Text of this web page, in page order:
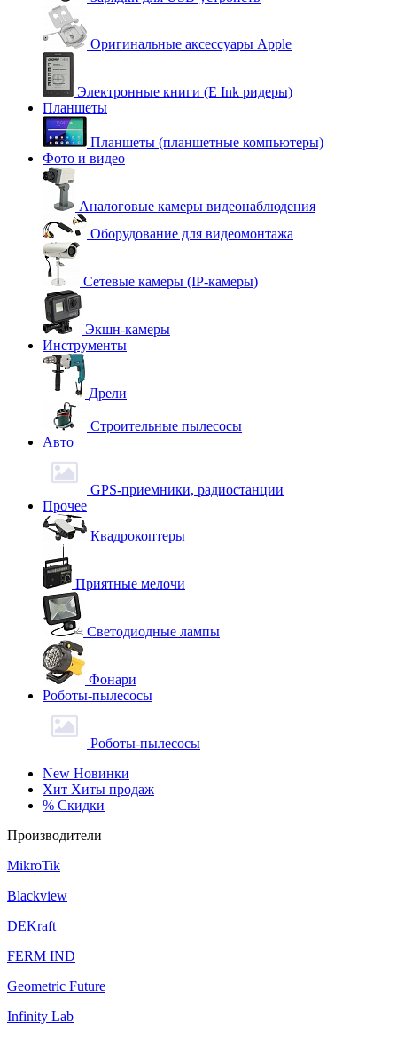
Оригинальные аксессуары Apple
Электронные книги (E Ink ридеры)
Планшеты
Планшеты (планшетные компьютеры)
Фото и видео
Аналоговые камеры видеонаблюдения
Оборудование для видеомонтажа
Сетевые камеры (IP-камеры)
Экшн-камеры
Инструменты
Дрели
Строительные пылесосы
Авто
GPS-приемники, радиостанции
Прочее
Квадрокоптеры
Приятные мелочи
Светодиодные лампы
Фонари
Роботы-пылесосы
Роботы-пылесосы
New Новинки
Хит Хиты продаж
% Скидки
Производители
MikroTik
Blackview
DEKraft
FERM IND
Geometric Future
Infinity Lab